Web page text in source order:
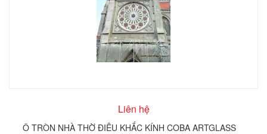
Liên hệ
Ô TRÒN NHÀ THỜ ĐIÊU KHẮC KÍNH COBA ARTGLASS